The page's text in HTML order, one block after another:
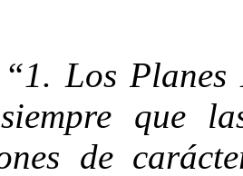
“1. Los Planes
que
de